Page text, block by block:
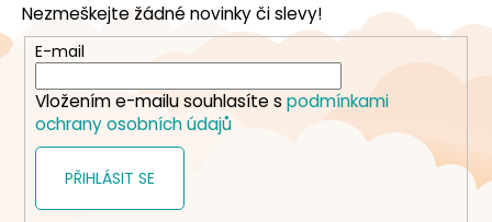
a
t
Nezmeškejte žádné novinky či slevy!
E-mail
Vložením e-mailu souhlasíte s podmínkami
ochrany osobních údajů
PŘIHLÁSIT SE